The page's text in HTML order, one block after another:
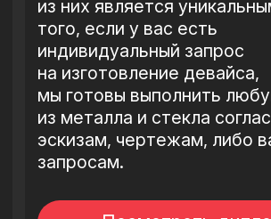
НАСТЕННЫЕ СТЕНДЫ:
M - L - XL - 2XL